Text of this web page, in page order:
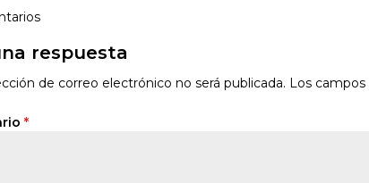
respuesta
de correo electrónico no será publicada. Los
*